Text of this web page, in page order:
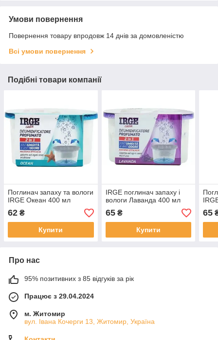
Умови повернення
Повернення товару впродовж 14 днів за домовленістю
Всі умови повернення
Подібні товари компанії
Поглинач запаху та вологи
IRGE Океан 400 мл
62 ₴
Купити
IRGE поглинач запаху і
вологи Лаванда 400 мл
65₴
Купити
65
Про нас
95% позитивних з 85 відгуків за рік
Працює з 29.04.2024
м. Житомир
вул. Івана Кочерги 13, Житомир, Україна